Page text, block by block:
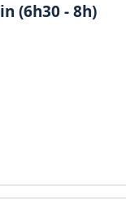
(6h30 - 8h)